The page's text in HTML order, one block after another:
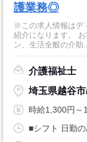
護業務◎
※この求人情報はデ
紹介になります。
ン、生活全般の介助...
介護福祉士
埼玉県越谷
時給1,300円～
■シフト 日勤